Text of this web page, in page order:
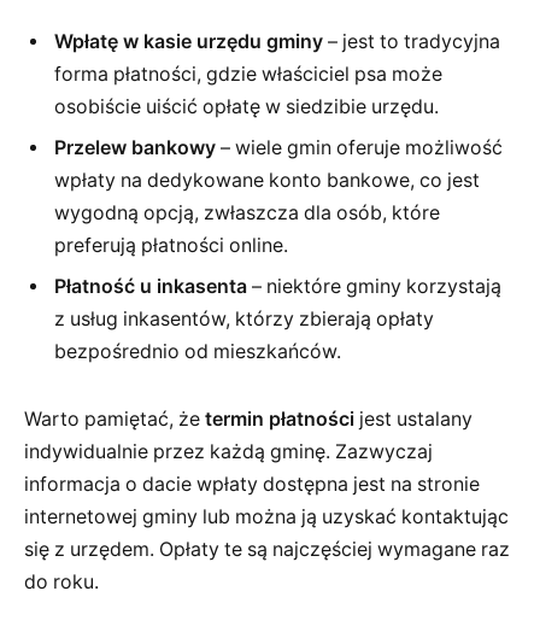
Wpłatę w kasie urzędu gminy – jest to tradycyjna
forma płatności, gdzie właściciel psa może
osobiście uiścić opłatę w siedzibie urzędu.
Przelew bankowy – wiele gmin oferuje możliwość
wpłaty na dedykowane konto bankowe, co jest
wygodną opcją, zwłaszcza dla osób, które
preferują płatności online.
Płatność u inkasenta – niektóre gminy korzystają
z usług inkasentów, którzy zbierają opłaty
bezpośrednio od mieszkańców.
Warto pamiętać, że termin płatności jest ustalany
indywidualnie przez każdą gminę. Zazwyczaj
informacja o dacie wpłaty dostępna jest na stronie
internetowej gminy lub można ją uzyskać kontaktując
się z urzędem. Opłaty te są najczęściej wymagane raz
do roku.